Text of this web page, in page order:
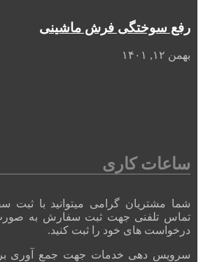
رفع سوختگی فرش ماشینی
بهمن ۱۲, ۱۴۰۱
ساعات کاری
شما مشتریان گرامی میتوانید با ثبت
تماس تلفنی جهت ثبت سفارش به
درخواست های خود را ثبت کنید.
سرویس دهی خدمات جهت جمع آوری